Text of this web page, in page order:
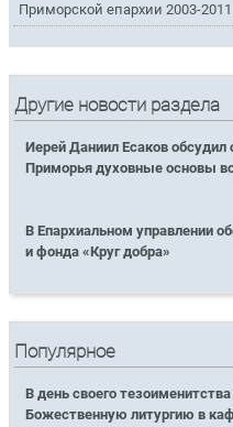
Приморской епархии 2003-2011
Другие новости раздела
Иерей Даниил Есаков
Приморья духовные основы
В Епархиальном управлении
и фонда «Круг добра»
Популярное
В день своего
Божественную литургию в